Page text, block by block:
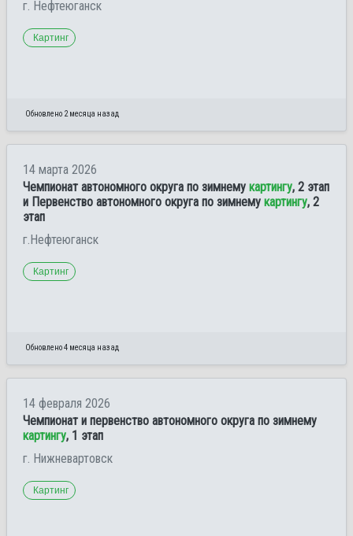
г. Нефтеюганск
Картинг
Обновлено 2 месяца назад
14 марта 2026
Чемпионат автономного округа по зимнему картингу, 2 этап
и Первенство автономного округа по зимнему картингу, 2
этап
г.Нефтеюганск
Картинг
Обновлено 4 месяца назад
14 февраля 2026
Чемпионат и первенство автономного округа по зимнему
картингу, 1 этап
г. Нижневартовск
Картинг